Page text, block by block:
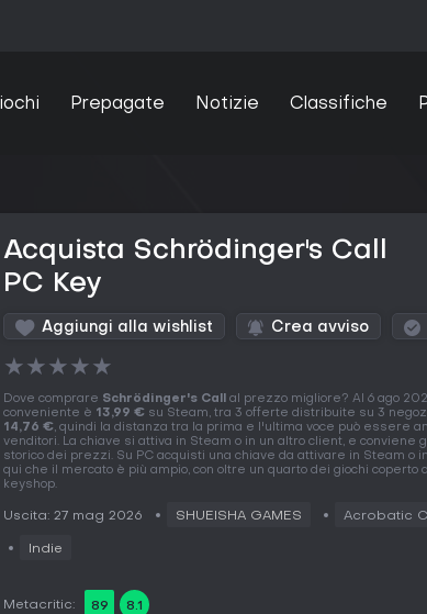
Prepagate Notizie Classifiche
Acquista Schrödinger's Call
PC Key
Aggiungi alla wishlist Crea avviso
★★★★★
Dove comprare Schrödinger's Call
al prezzo migliore? Al 6 ago
conveniente è 13,99 € su Steam, tra 3 offerte distribuite su 3
14,76 €, quindi la distanza tra la prima e l'ultima voce può essere
venditori. La chiave si attiva in Steam o in un altro client, e conviene
storico dei prezzi. Su PC acquisti una chiave da attivare in Steam o
qui che il mercato è più ampio, con oltre un quarto dei giochi coperto
keyshop.
Uscita: 27 mag 2026 SHUEISHA GAMES Acrobatic
Indie
Metacritic: 89 8.1